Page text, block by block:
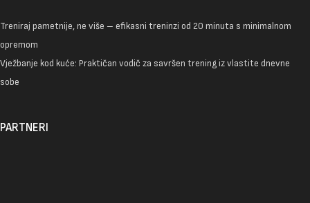
Treniraj pametnije, ne više – efikasni treninzi od 20 minuta s minimalnom
opremom
Vježbanje kod kuće: Praktičan vodič za savršen trening iz vlastite dnevne
sobe
PARTNERI